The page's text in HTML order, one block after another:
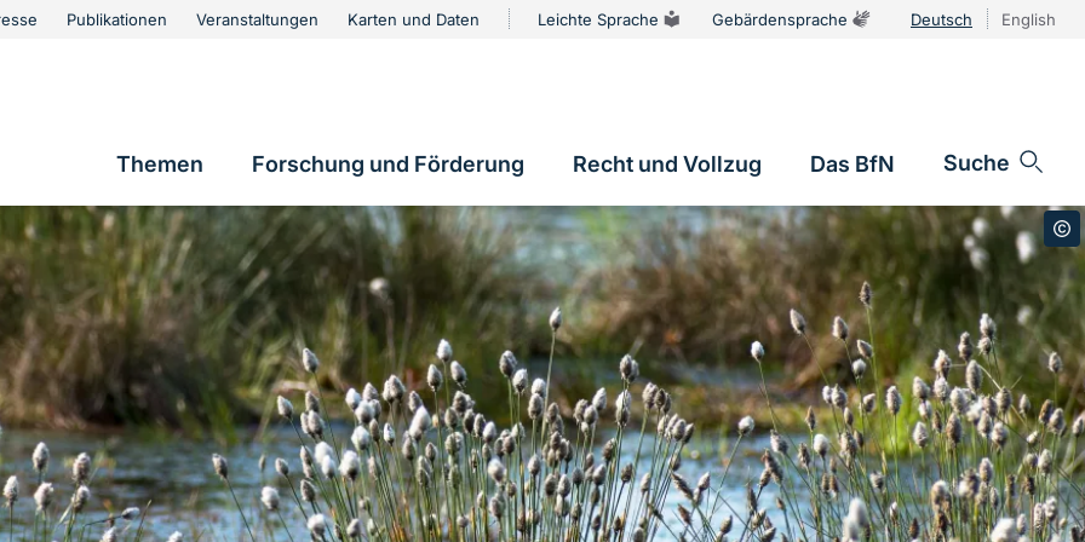
Publikationen Veranstaltungen Karten und Daten Leichte Sprache Gebärdensprache Deutsch English
Hauptnavigation
Themen Forschung und Förderung Recht und Vollzug Das BfN Suche